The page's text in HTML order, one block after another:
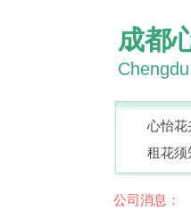
成都
心怡花
租花须
公司消息：